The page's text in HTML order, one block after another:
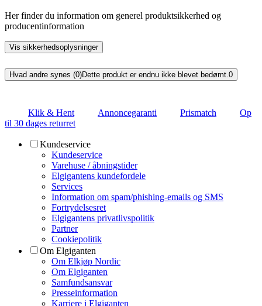
Her finder du information om generel produktsikkerhed og
producentinformation
Vis sikkerhedsoplysninger
Hvad andre synes (0)Dette produkt er endnu ikke blevet bedømt.0
Klik & Hent Annoncegaranti Prismatch
Op
til 30 dages returret
Kundeservice
Kundeservice
Varehuse / åbningstider
Elgigantens kundefordele
Services
Information om spam/phishing-emails og SMS
Fortrydelsesret
Elgigantens privatlivspolitik
Partner
Cookiepolitik
Om Elgiganten
Om Elkjøp Nordic
Om Elgiganten
Samfundsansvar
Presseinformation
Karriere i Elgiganten